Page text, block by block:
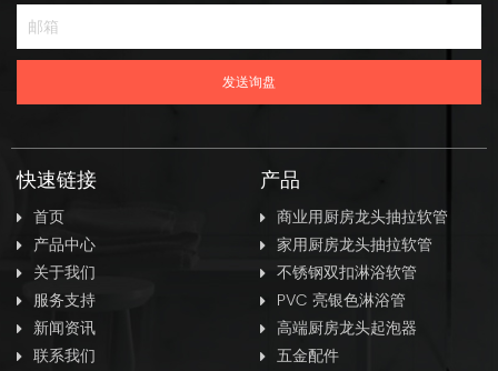
快速链接
首页
产品中心
关于我们
服务支持
新闻资讯
联系我们
产品
商业用厨房龙头抽拉软管
家用厨房龙头抽拉软管
不锈钢双扣淋浴软管
PVC 亮银色淋浴管
高端厨房龙头起泡器
五金配件